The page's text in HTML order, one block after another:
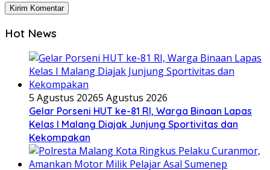
Hot News
5 Agustus 20265 Agustus 2026
Gelar Porseni HUT ke-81 RI, Warga Binaan Lapas
Kelas I Malang Diajak Junjung Sportivitas dan
Kekompakan